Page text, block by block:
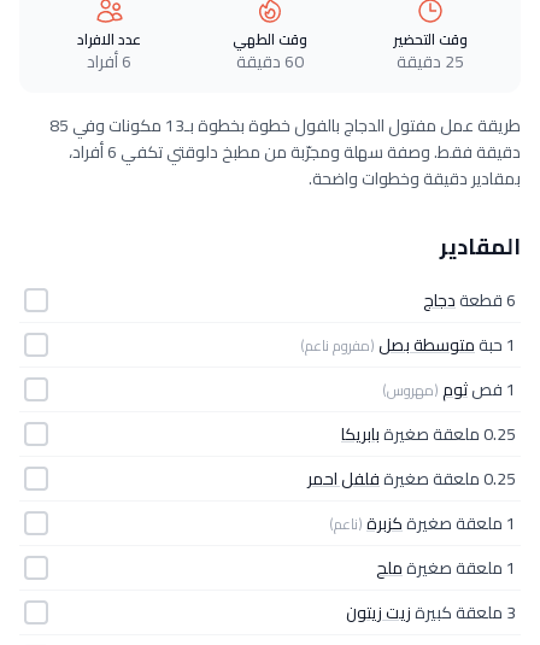
وقت التحضير
25 دقيقة
وقت الطهي
60 دقيقة
عدد الافراد
6 أفراد
طريقة عمل مفتول الدجاج بالفول خطوة بخطوة بـ13 مكونات وفي 85
دقيقة فقط. وصفة سهلة ومجرّبة من مطبخ دلوقتي تكفي 6 أفراد،
بمقادير دقيقة وخطوات واضحة.
المقادير
6 قطعة
دجاج
1 حبة
متوسطة بصل(مفروم ناعم)
1 فص ثوم(مهروس)
0.25 ملعقة صغيرة
بابريكا
0.25 ملعقة صغيرة
فلفل احمر
1 ملعقة صغيرة
كزبرة(ناعم)
1 ملعقة صغيرة
ملح
3 ملعقة كبيرة
زيت زيتون